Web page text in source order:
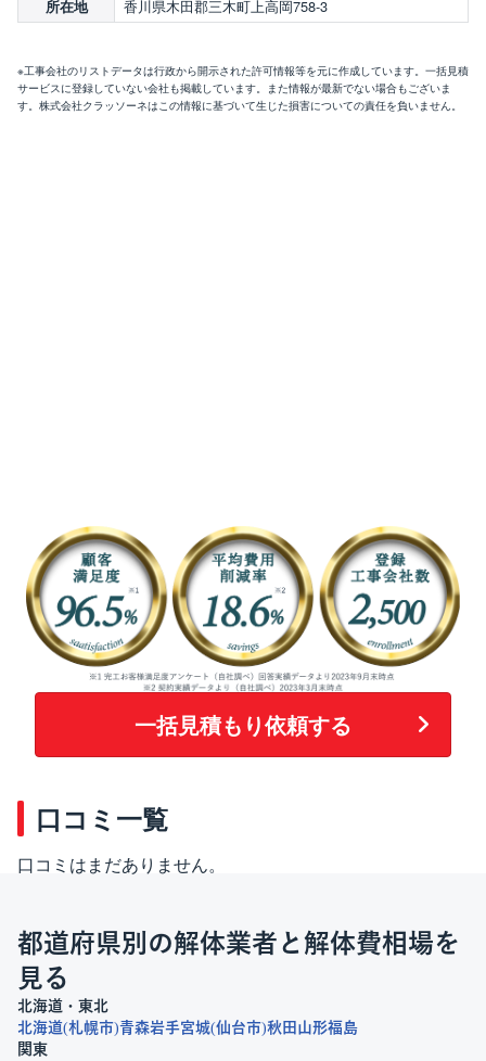
所在地 香川県木田郡三木町上高岡758-3
※工事会社のリストデータは行政から開示された許可情報等を元に作成しています。一括見積
サービスに登録していない会社も掲載しています。また情報が最新でない場合もございま
す。株式会社クラッソーネはこの情報に基づいて生じた損害についての責任を負いません。
一括見積もり依頼する
口コミ一覧
口コミはまだありません。
都道府県別の解体業者と解体費相場を
見る
北海道・東北
北海道 札幌市 青森岩手宮城 仙台市 秋田 山形福島
関東